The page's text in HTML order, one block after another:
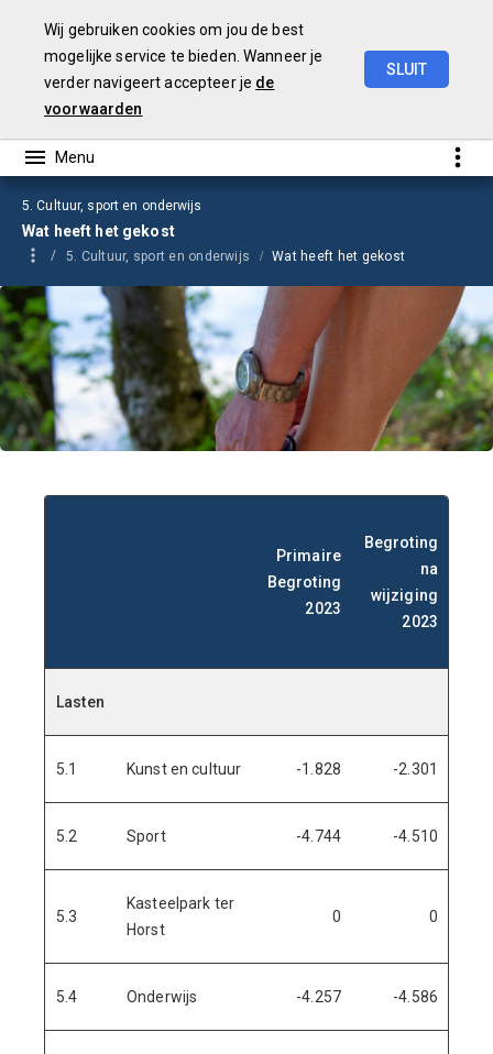
Wij gebruiken cookies om jou de best
mogelijke service te bieden. Wanneer je
verder navigeert accepteer je de
voorwaarden
SLUIT
5. Cultuur, sport en onderwijs
Wat heeft het gekost
5. Cultuur, sport en onderwijs Wat heeft het gekost
Primaire
Begroting
2023
Begroting
na
wijziging
2023
Lasten
5.1 Kunst en cultuur -1.828 -2.301
5.2 Sport -4.744 -4.510
5.3
Kasteelpark ter
Horst
0 0
5.4 Onderwijs -4.257 -4.586